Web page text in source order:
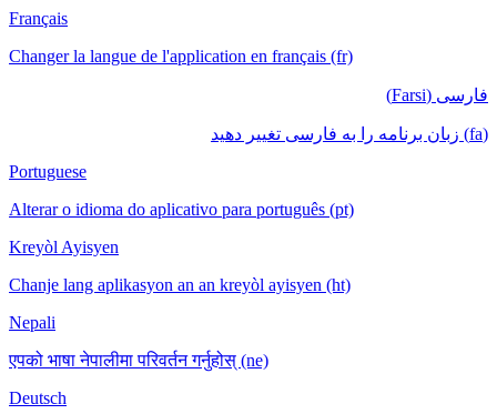
Français
Changer la langue de l'application en français (fr)
فارسی (Farsi)
(fa) زبان برنامه را به فارسی تغییر دهید
Portuguese
Alterar o idioma do aplicativo para português (pt)
Kreyòl Ayisyen
Chanje lang aplikasyon an an kreyòl ayisyen (ht)
Nepali
एपको भाषा नेपालीमा परिवर्तन गर्नुहोस् (ne)
Deutsch